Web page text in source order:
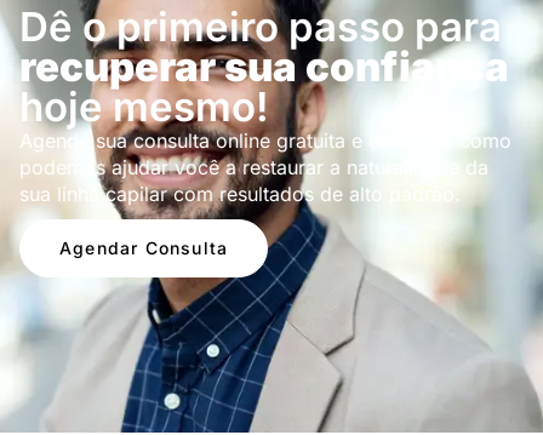
Dê o primeiro passo para
recuperar sua confiança
hoje mesmo!
Agende sua consulta online gratuita e descubra como
podemos ajudar você a restaurar a naturalidade da
sua linha capilar com resultados de alto padrão.
Agendar Consulta